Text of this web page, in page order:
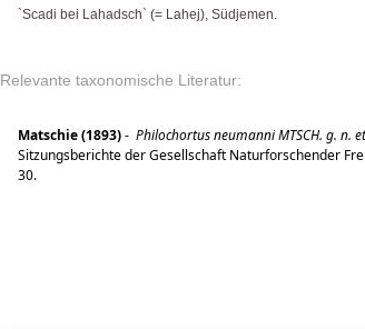
`Scadi bei Lahadsch` (= Lahej), Südjemen.
Relevante taxonomische Literatur:
Matschie (1893)- Philochortus neumanni MTSCH. g. n.
Sitzungsberichte der Gesellschaft Naturforschender
30.